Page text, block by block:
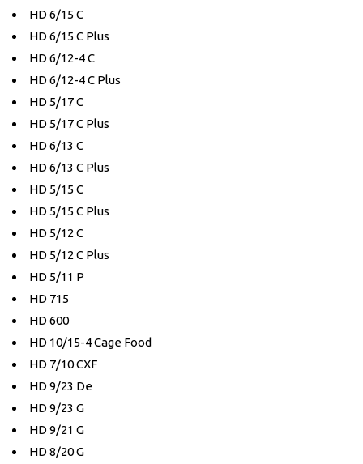
HD 6/15 C
HD 6/15 C Plus
HD 6/12-4 C
HD 6/12-4 C Plus
HD 5/17 C
HD 5/17 C Plus
HD 6/13 C
HD 6/13 C Plus
HD 5/15 C
HD 5/15 C Plus
HD 5/12 C
HD 5/12 C Plus
HD 5/11 P
HD 715
HD 600
HD 10/15-4 Cage Food
HD 7/10 CXF
HD 9/23 De
HD 9/23 G
HD 9/21 G
HD 8/20 G